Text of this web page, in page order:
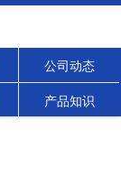
公司动态
产品知识